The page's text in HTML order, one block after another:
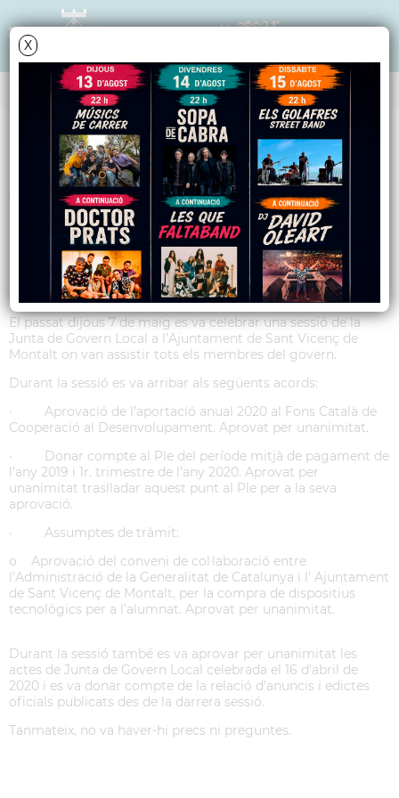
X
Data i hora oficial: 10-08-2026 07:38:55
ANY 2020
Acords Junta de
Govern Local del dia 7
de maig de 2020
El passat dijous 7 de maig es va celebrar una sessió de la
Junta de Govern Local a l’Ajuntament de Sant Vicenç de
Montalt on van assistir tots els membres del govern.
Durant la sessió es va arribar als següents acords:
· Aprovació de l’aportació anual 2020 al Fons Català de
Cooperació al Desenvolupament. Aprovat per unanimitat.
· Donar compte al Ple del període mitjà de pagament de
l’any 2019 i 1r. trimestre de l’any 2020. Aprovat per
unanimitat traslladar aquest punt al Ple per a la seva
aprovació.
· Assumptes de tràmit:
o Aprovació del conveni de col·laboració entre
l’Administració de la Generalitat de Catalunya i l’ Ajuntament
de Sant Vicenç de Montalt, per la compra de dispositius
tecnològics per a l’alumnat. Aprovat per unanimitat.
Durant la sessió també es va aprovar per unanimitat les
actes de Junta de Govern Local celebrada el 16 d’abril de
2020 i es va donar compte de la relació d'anuncis i edictes
oficials publicats des de la darrera sessió.
Tanmateix, no va haver-hi precs ni preguntes.